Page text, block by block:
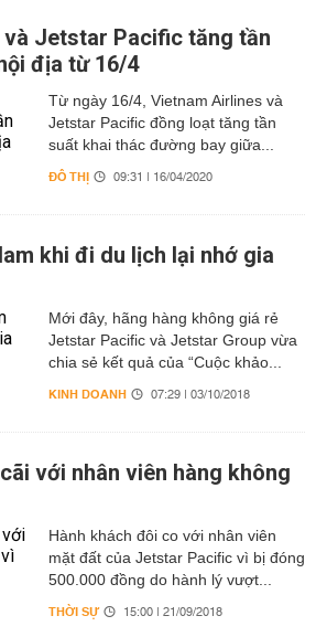
Jetstar Pacific tăng tần
địa từ 16/4
Từ ngày 16/4, Vietnam Airlines và
Jetstar Pacific đồng loạt tăng tần
suất khai thác đường bay giữa...
ĐÔ THỊ 09:31 | 16/04/2020
khi đi du lịch lại nhớ gia
Mới đây, hãng hàng không giá rẻ
Jetstar Pacific và Jetstar Group vừa
chia sẻ kết quả của “Cuộc khảo...
KINH DOANH 07:29 | 03/10/2018
với nhân viên hàng không
Hành khách đôi co với nhân viên
mặt đất của Jetstar Pacific vì bị đóng
500.000 đồng do hành lý vượt...
THỜI SỰ 15:00 | 21/09/2018